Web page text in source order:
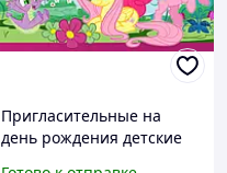
Пригласительные на
день рождения детские